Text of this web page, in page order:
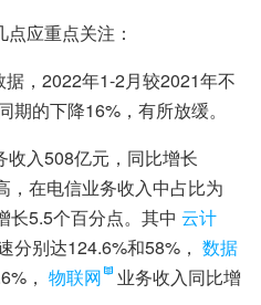
应重点关注：
，2022年1-2月较2021年不
的下降16%，有所放缓。
入508亿元，同比增长
，在电信业务收入中占比为
长5.5个百分点。其中 云计
分别达124.6%和58%， 数据
， 物联网
业务收入同比增